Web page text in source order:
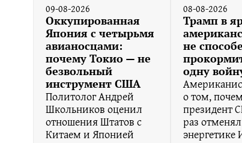
09-08-2026
Оккупированная
Япония с четырьмя
авианосцами:
почему Токио — не
безвольный
инструмент США
Политолог ️Андрей
Школьников оценил
отношения Штатов с
Китаем и Японией
08-08-2026
Трамп в
не
одну
о том,
президент
раз
энергетике